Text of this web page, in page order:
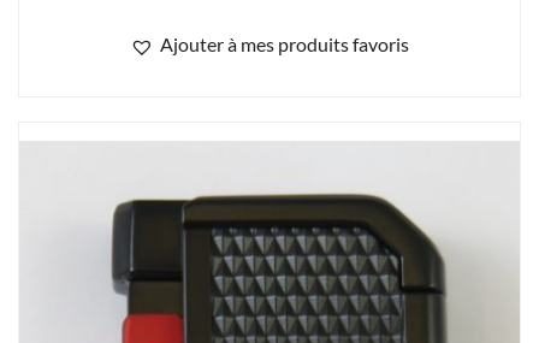
Ajouter à mes produits favoris